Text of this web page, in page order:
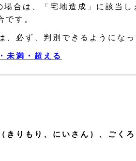
合は、「宅地造成」に該当し
です。
、必ず、判別できるようになっ
未満・超える
きりもり、にいさん）、ごく